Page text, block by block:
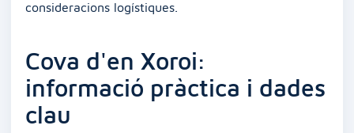
consideracions logístiques.
Cova d'en Xoroi:
informació pràctica i dades
clau